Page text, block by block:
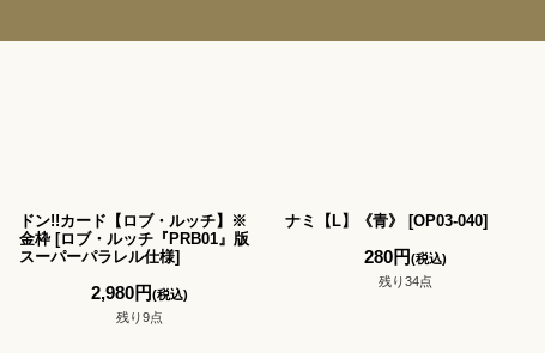
ドン!!カード【ロブ・ルッチ】※
金枠 [ロブ・ルッチ『PRB01』版
スーパーパラレル仕様]
2,980円(税込)
残り9点
ナミ【L】《青》 [OP03-040]
280円(税込)
残り34点